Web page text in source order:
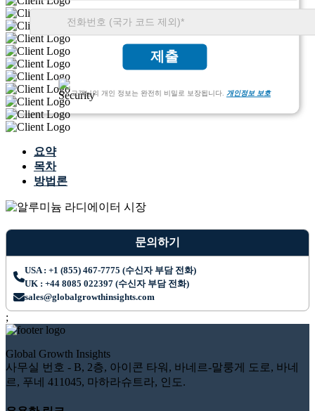
요약
목차
방법론
제출
고객님의 개인 정보는 완전히 비밀로 보장됩니다. 개인정보 보호
문의하기
USA : +1 (855) 467-7775 (수신자 부담 전화)
UK : +44 8085 022397 (수신자 부담 전화)
sales@globalgrowthinsights.com
;
Global Growth Insights
사무실 번호 - B, 2층, 아이콘 타워, 바네르-말룽게 도로, 바네
르, 푸네 411045, 마하라슈트라, 인도.